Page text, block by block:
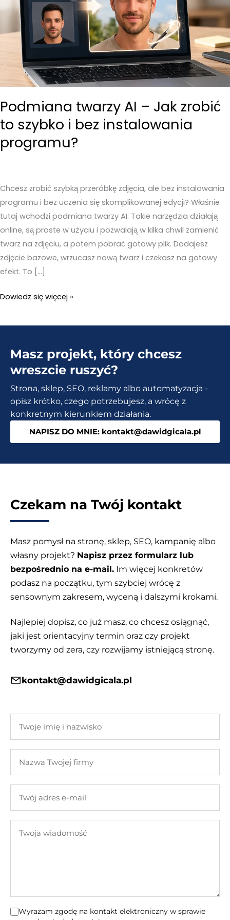
Podmiana twarzy AI – Jak zrobić
to szybko i bez instalowania
programu?
Chcesz zrobić szybką przeróbkę zdjęcia, ale bez instalowania
programu i bez uczenia się skomplikowanej edycji? Właśnie
tutaj wchodzi podmiana twarzy AI. Takie narzędzia działają
online, są proste w użyciu i pozwalają w kilka chwil zamienić
twarz na zdjęciu, a potem pobrać gotowy plik. Dodajesz
zdjęcie bazowe, wrzucasz nową twarz i czekasz na gotowy
efekt. To […]
Podmiana
AI
Jak
zrobić
szybko
bez
instalowania
Dowiedz się więcej »
Masz projekt, który chcesz
wreszcie ruszyć?
Strona, sklep, SEO, reklamy albo automatyzacja -
opisz krótko, czego potrzebujesz, a wrócę z
konkretnym kierunkiem działania.
NAPISZ DO MNIE: kontakt@dawidgicala.pl
Czekam na Twój kontakt
Masz pomysł na stronę, sklep, SEO, kampanię albo
własny projekt? Napisz przez formularz lub
bezpośrednio na e-mail. Im więcej konkretów
podasz na początku, tym szybciej wrócę z
sensownym zakresem, wyceną i dalszymi krokami.
Najlepiej dopisz, co już masz, co chcesz osiągnąć,
jaki jest orientacyjny termin oraz czy projekt
tworzymy od zera, czy rozwijamy istniejącą stronę.
kontakt@dawidgicala.pl
imię
nazwisko
Twojej
adres
mail
wiadomość
Wyrażam zgodę na kontakt elektroniczny w sprawie